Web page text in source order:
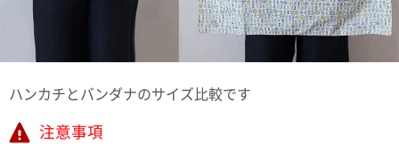
ハンカチとバンダナのサイズ比較です
注意事項